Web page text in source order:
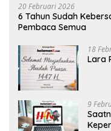
20 Februari 2026
6 Tahun Sudah
Pembaca Semua
18
Lara
9